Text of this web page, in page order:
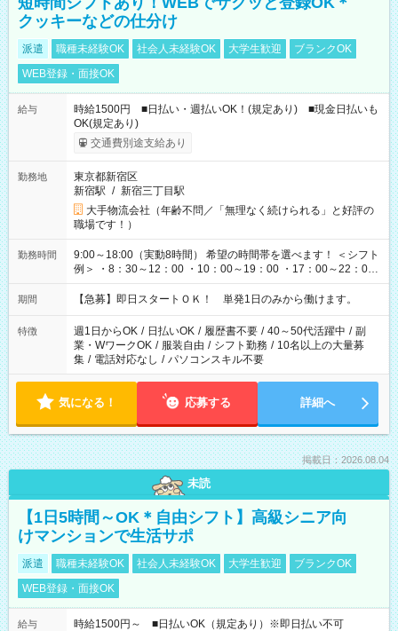
クッキーなどの仕分け
派遣 職種未経験OK 社会人未経験OK 大学生歓迎
ブランクOK
WEB登録・面接OK
給与
時給1500円 ■日払い・週払いOK！(規定あり) ■現金日払いも
OK(規定あり)
交通費別途支給あり
勤務地
東京都新宿区
新宿駅 / 新宿三丁目駅
大手物流会社（年齢不問／「無理なく続けられる」と好評の
職場です！）
勤務時間
9:00～18:00（実動8時間） 希望の時間帯を選べます！ ＜シフト
例＞ ・8：30～12：00 ・10：00～19：00 ・17：00～22：00
・13：00～22：00 ・22：00～翌6：00 など
期間 【急募】即日スタートＯＫ！ 単発1日のみから働けます。
特徴 週1日からOK / 日払いOK / 履歴書不要 / 40～50代活躍中 / 副
業・WワークOK / 服装自由 / シフト勤務 / 10名以上の大量募
集 / 電話対応なし / パソコンスキル不要
気になる！ 応募する 詳細へ
掲載日：2026.08.04
未読
【1日5時間～OK＊自由シフト】高級シニア向
けマンションで生活サポ
派遣 職種未経験OK 社会人未経験OK 大学生歓迎
ブランクOK
WEB登録・面接OK
給与
時給1500円～ ■日払いOK（規定あり）※即日払い不可